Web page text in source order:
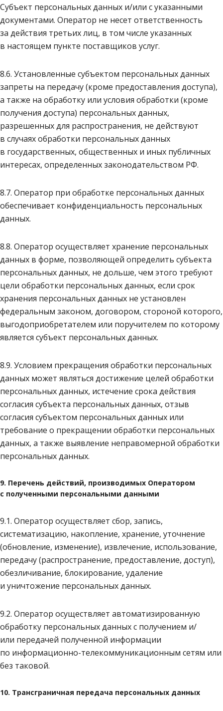
Субъект персональных данных и/или с указанными
документами. Оператор не несет ответственность
за действия третьих лиц, в том числе указанных
в настоящем пункте поставщиков услуг.
8.6. Установленные субъектом персональных данных
запреты на передачу (кроме предоставления доступа),
а также на обработку или условия обработки (кроме
получения доступа) персональных данных,
разрешенных для распространения, не действуют
в случаях обработки персональных данных
в государственных, общественных и иных публичных
интересах, определенных законодательством РФ.
8.7. Оператор при обработке персональных данных
обеспечивает конфиденциальность персональных
данных.
8.8. Оператор осуществляет хранение персональных
данных в форме, позволяющей определить субъекта
персональных данных, не дольше, чем этого требуют
цели обработки персональных данных, если срок
хранения персональных данных не установлен
федеральным законом, договором, стороной которого,
выгодоприобретателем или поручителем по которому
является субъект персональных данных.
8.9. Условием прекращения обработки персональных
данных может являться достижение целей обработки
персональных данных, истечение срока действия
согласия субъекта персональных данных, отзыв
согласия субъектом персональных данных или
требование о прекращении обработки персональных
данных, а также выявление неправомерной обработки
персональных данных.
9. Перечень действий, производимых Оператором
с полученными персональными данными
9.1. Оператор осуществляет сбор, запись,
систематизацию, накопление, хранение, уточнение
(обновление, изменение), извлечение, использование,
передачу (распространение, предоставление, доступ),
обезличивание, блокирование, удаление
и уничтожение персональных данных.
9.2. Оператор осуществляет автоматизированную
обработку персональных данных с получением и/
или передачей полученной информации
по информационно-телекоммуникационным сетям или
без таковой.
10. Трансграничная передача персональных данных